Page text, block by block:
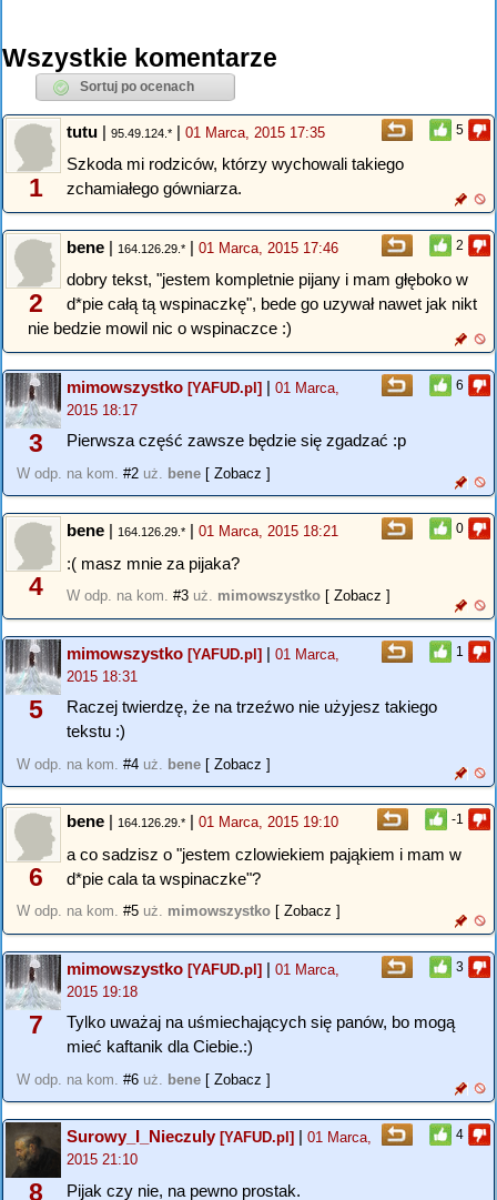
Wszystkie komentarze
5
1
tutu | 95.49.124.* | 01 Marca, 2015 17:35
Szkoda mi rodziców, którzy wychowali takiego
zchamiałego gówniarza.
2
2
bene | 164.126.29.* | 01 Marca, 2015 17:46
dobry tekst, "jestem kompletnie pijany i mam głęboko w
d*pie całą tą wspinaczkę", bede go uzywał nawet jak nikt
nie bedzie mowil nic o wspinaczce :)
6
3
mimowszystko [YAFUD.pl] | 01 Marca,
2015 18:17
Pierwsza część zawsze będzie się zgadzać :p
W odp. na kom. #2 uż. bene [ Zobacz ]
0
4
bene | 164.126.29.* | 01 Marca, 2015 18:21
:( masz mnie za pijaka?
W odp. na kom. #3 uż. mimowszystko [ Zobacz ]
1
5
mimowszystko [YAFUD.pl] | 01 Marca,
2015 18:31
Raczej twierdzę, że na trzeźwo nie użyjesz takiego
tekstu :)
W odp. na kom. #4 uż. bene [ Zobacz ]
-1
6
bene | 164.126.29.* | 01 Marca, 2015 19:10
a co sadzisz o "jestem czlowiekiem pająkiem i mam w
d*pie cala ta wspinaczke"?
W odp. na kom. #5 uż. mimowszystko [ Zobacz ]
3
7
mimowszystko [YAFUD.pl] | 01 Marca,
2015 19:18
Tylko uważaj na uśmiechających się panów, bo mogą
mieć kaftanik dla Ciebie.:)
W odp. na kom. #6 uż. bene [ Zobacz ]
4
8
Surowy_I_Nieczuly[YAFUD.pl] | 01 Marca,
2015 21:10
Pijak czy nie, na pewno prostak.